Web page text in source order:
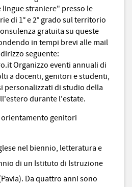
lingue straniere" presso le
di 1° e 2° grado sul territorio
gratuita su queste
in tempi brevi alle mail
seguente:
Organizzo eventi annuali di
a docenti, genitori e studenti,
personalizzati di studio della
durante l'estate.
genitori
nel biennio, letteratura e
di un Istituto di Istruzione
Da quattro anni sono